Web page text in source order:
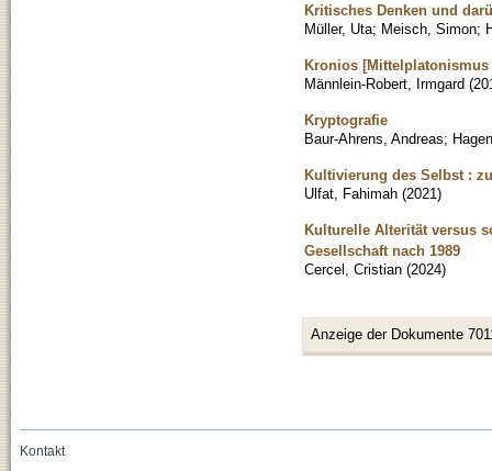
Kritisches Denken und
Müller, Uta; Meisch, Simon;
Kronios [Mittelplatonismus
Männlein-Robert, Irmgard (
Kryptografie
Baur-Ahrens, Andreas;
Kultivierung des Selbst :
Ulfat, Fahimah (2021)
Kulturelle Alterität versus
Gesellschaft nach 1989
Cercel, Cristian (2024)
Anzeige der Dokumente
Kontakt